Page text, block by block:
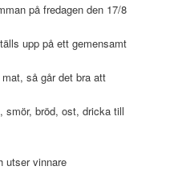
på fredagen den 17/8
upp på ett gemensamt
så går det bra att
smör, bröd, ost, dricka till
utser vinnare